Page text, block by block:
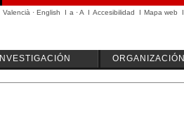
Valencià · English I a ·A I Accesibilidad I Mapa web I
INVESTIGACIÓN ORGANIZACIÓN